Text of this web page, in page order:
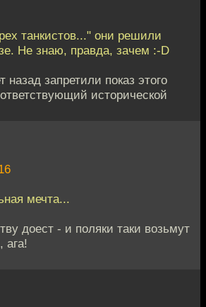
танкистов..." они решили
Не знаю, правда, зачем :-D
запретили показ этого
исторической
мечта...
доест - и поляки таки возьмут
ага!